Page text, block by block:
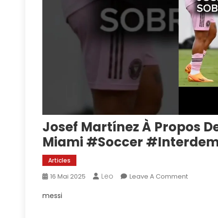
Josef Martínez À Propos
Miami #Soccer
Articles
16 Mai 2025 Leo Leave A CommentOn
messi